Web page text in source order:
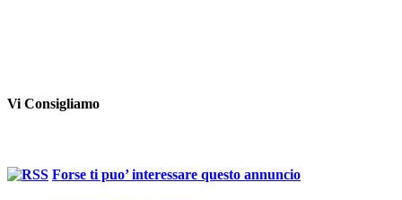
Vi Consigliamo
Forse ti puo’ interessare questo annuncio